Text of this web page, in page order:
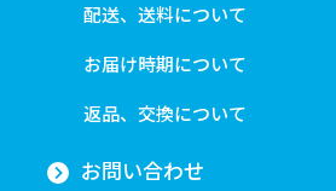
配送、送料について
お届け時期について
返品、交換について
お問い合わせ